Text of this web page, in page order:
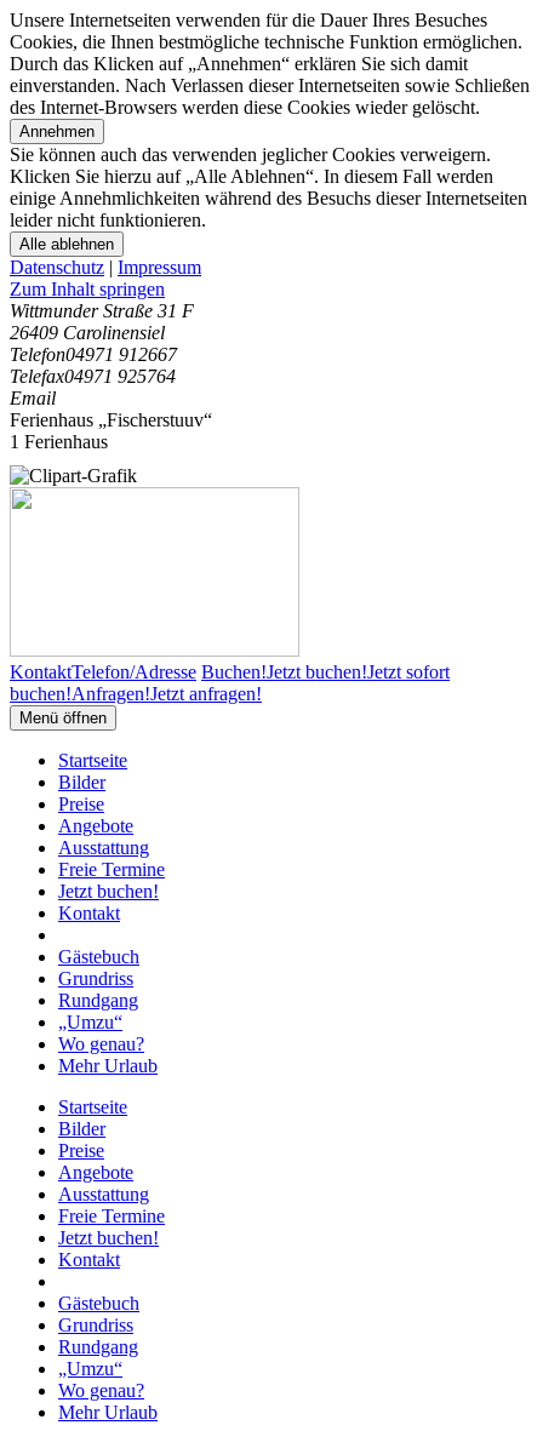
Unsere Internetseiten verwenden für die Dauer Ihres Besuches
Cookies, die Ihnen bestmögliche technische Funktion ermöglichen.
Durch das Klicken auf „Annehmen“ erklären Sie sich damit
einverstanden. Nach Verlassen dieser Internetseiten sowie Schließen
des Internet-Browsers werden diese Cookies wieder gelöscht.
Annehmen
Sie können auch das verwenden jeglicher Cookies verweigern.
Klicken Sie hierzu auf „Alle Ablehnen“. In diesem Fall werden
einige Annehmlichkeiten während des Besuchs dieser Internetseiten
leider nicht funktionieren.
Alle ablehnen
Datenschutz | Impressum
Zum Inhalt springen
Wittmunder Straße 31 F
26409 Carolinensiel
Telefon04971 912667
Telefax04971 925764
Email
Ferienhaus „Fischerstuuv“
1 Ferienhaus
KontaktTelefon/Adresse Buchen!Jetzt buchen!Jetzt sofort
buchen!Anfragen!Jetzt anfragen!
Menü öffnen
Startseite
Bilder
Preise
Angebote
Ausstattung
Freie Termine
Jetzt buchen!
Kontakt
Gästebuch
Grundriss
Rundgang
„Umzu“
Wo genau?
Mehr Urlaub
Startseite
Bilder
Preise
Angebote
Ausstattung
Freie Termine
Jetzt buchen!
Kontakt
Gästebuch
Grundriss
Rundgang
„Umzu“
Wo genau?
Mehr Urlaub